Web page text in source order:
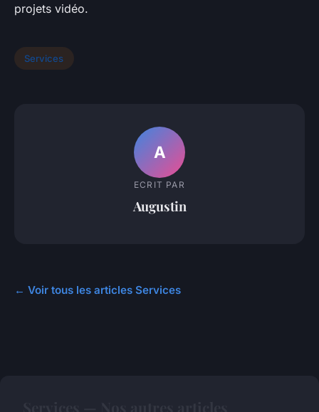
projets vidéo.
Services
A
ECRIT PAR
Augustin
← Voir tous les articles Services